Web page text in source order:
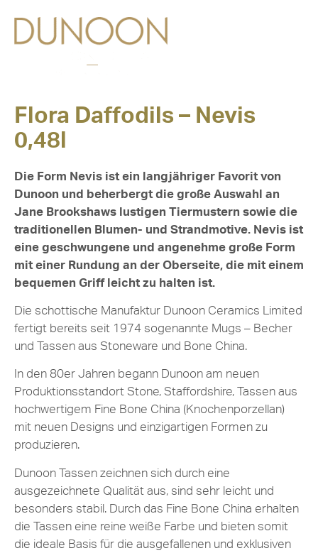
Flora Daffodils – Nevis
0,48l
Die Form Nevis ist ein langjähriger Favorit von
Dunoon und beherbergt die große Auswahl an
Jane Brookshaws lustigen Tiermustern sowie die
traditionellen Blumen- und Strandmotive. Nevis ist
eine geschwungene und angenehme große Form
mit einer Rundung an der Oberseite, die mit einem
bequemen Griff leicht zu halten ist.
Die schottische Manufaktur Dunoon Ceramics Limited
fertigt bereits seit 1974 sogenannte Mugs – Becher
und Tassen aus Stoneware und Bone China.
In den 80er Jahren begann Dunoon am neuen
Produktionsstandort Stone, Staffordshire, Tassen aus
hochwertigem Fine Bone China (Knochenporzellan)
mit neuen Designs und einzigartigen Formen zu
produzieren.
Dunoon Tassen zeichnen sich durch eine
ausgezeichnete Qualität aus, sind sehr leicht und
besonders stabil. Durch das Fine Bone China erhalten
die Tassen eine reine weiße Farbe und bieten somit
die ideale Basis für die ausgefallenen und exklusiven